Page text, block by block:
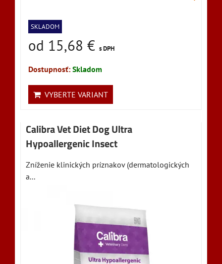
SKLADOM
od 15,68 € s DPH
Dostupnosť: Skladom
VYBERTE VARIANT
Calibra Vet Diet Dog Ultra
Hypoallergenic Insect
Zníženie klinických príznakov (dermatologických
a...